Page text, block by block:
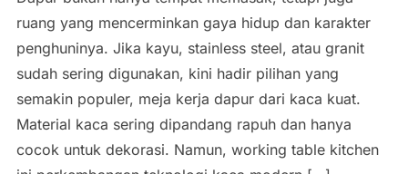
ruang yang mencerminkan gaya hidup dan karakter
penghuninya. Jika kayu, stainless steel, atau granit
sudah sering digunakan, kini hadir pilihan yang
semakin populer, meja kerja dapur dari kaca kuat.
Material kaca sering dipandang rapuh dan hanya
cocok untuk dekorasi. Namun, working table kitchen